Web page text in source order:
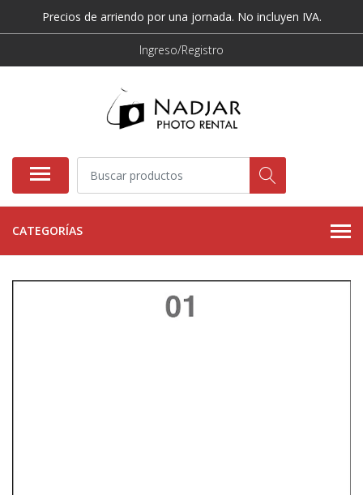
Precios de arriendo por una jornada. No incluyen IVA.
Ingreso/Registro
CATEGORÍAS